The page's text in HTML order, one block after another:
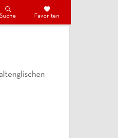
Suche Favoriten